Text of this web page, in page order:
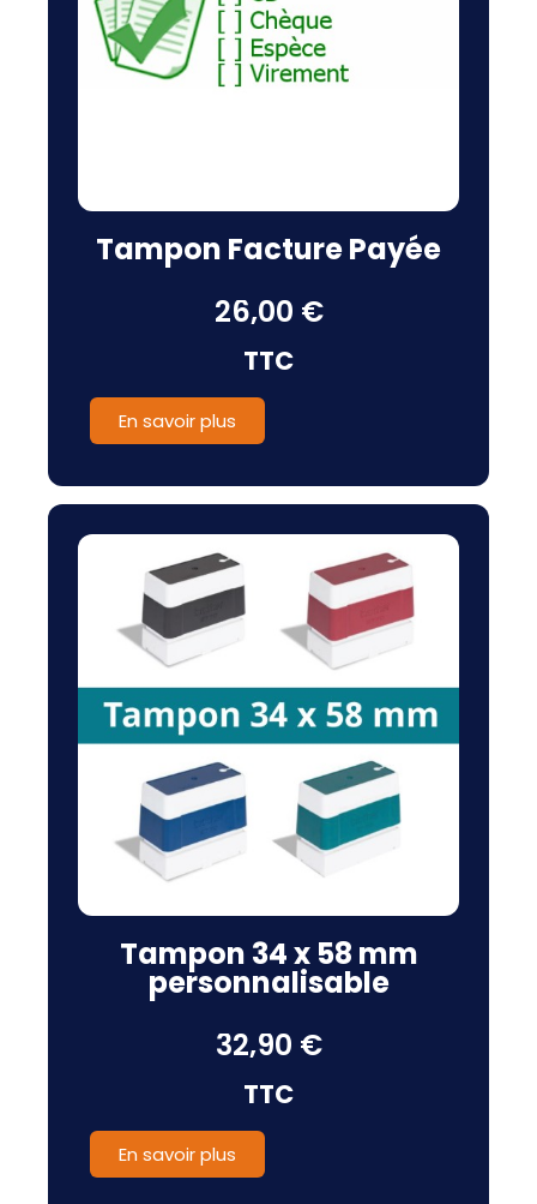
Tampon Facture Payée
26,00 €
TTC
En savoir plus
Tampon 34 x 58 mm
personnalisable
32,90 €
TTC
En savoir plus